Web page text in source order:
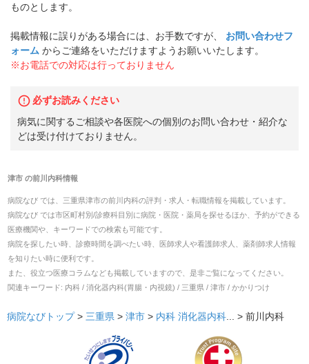
ものとします。
掲載情報に誤りがある場合には、お手数ですが、
お問い合わせフ
ォーム からご連絡をいただけますようお願いいたします。
※お電話での対応は行っておりません
必ずお読みください
病気に関するご相談や各医院への個別のお問い合わせ・紹介な
どは受け付けておりません。
津市の前川内科情報
病院なび では、 三重県津市の前川内科の評判・求人・転職情報を掲載しています。
病院なび では市区町村別/診療科目別に病院・医院・薬局を探せるほか、予約ができる
医療機関や、キーワードでの検索も可能です。
病院を探したい時、診療時間を調べたい時、医師求人や看護師求人、薬剤師求人情報
を知りたい時に便利です。
また、役立つ医療コラムなども掲載していますので、是非ご覧になってください。
関連キーワード: 内科 / 消化器内科(胃腸・内視鏡) / 三重県 / 津市 / かかりつけ
病院なびトップ > 三重県 > 津市 > 内科 消化器内科... > 前川内科